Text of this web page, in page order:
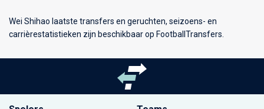
Wei Shihao laatste transfers en geruchten, seizoens- en
carrièrestatistieken zijn beschikbaar op FootballTransfers.